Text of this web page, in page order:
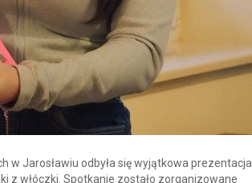
w Jarosławiu odbyła się wyjątkowa prezentacja
z włóczki. Spotkanie zostało zorganizowane